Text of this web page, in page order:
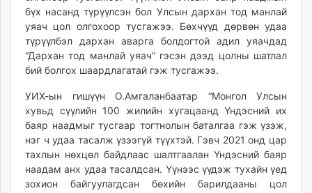
assa.mn
toim.mn
tac.mn
paparazzi.mn
бүх насанд түрүүлсэн бол Улсын дархан тод манлай
уяач цол олгохоор тусгажээ. Бөхчүүд дөрвөн удаа
түрүүлбэл дархан аварга болдогтой адил уяачдад
“Дархан тод манлай уяач” гэсэн дээд цолны шатлал
бий болгох шаардлагатай гэж тусгажээ.
УИХ-ын гишүүн О.Амгаланбаатар “Монгол Улсын
хувьд сүүлийн 100 жилийн хугацаанд Үндэсний их
баяр наадмыг тусгаар тогтнолын баталгаа гэж үзэж,
нэг ч удаа тасалж үзээгүй түүхтэй. Гэвч 2021 онд цар
тахлын нөхцөл байдлаас шалтгаалан Үндэсний баяр
наадам анх удаа тасалдсан. Үүнээс үүдэж тухайн үед
зохион байгуулагдсан бөхийн барилдааны цол